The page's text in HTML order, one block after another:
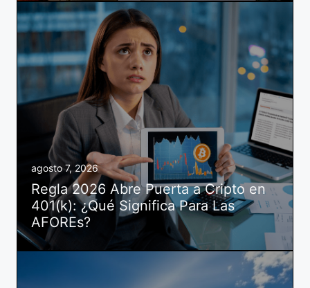
agosto 7, 2026
Regla 2026 Abre Puerta a Cripto en
401(k): ¿Qué Significa Para Las
AFOREs?